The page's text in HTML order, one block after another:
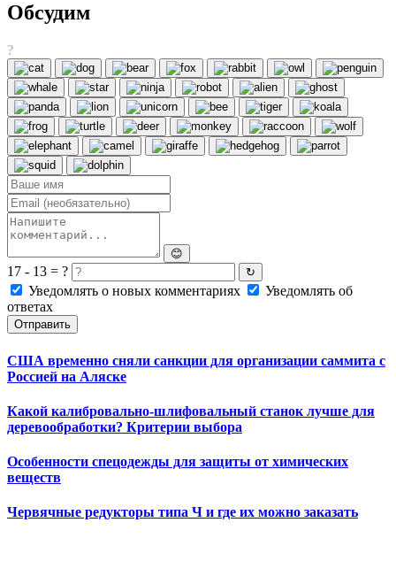
Обсудим
?
😊
17 - 13 = ? ↻
Уведомлять о новых комментариях
Уведомлять об
ответах
Отправить
США временно сняли санкции для организации саммита с
Россией на Аляске
Какой калибровально-шлифовальный станок лучше для
деревообработки? Критерии выбора
Особенности спецодежды для защиты от химических
веществ
Червячные редукторы типа Ч и где их можно заказать